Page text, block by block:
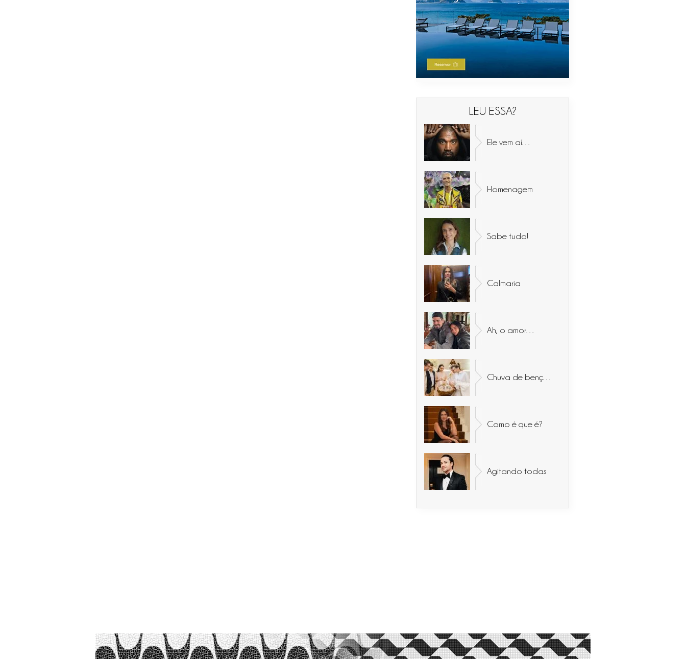
LEU ESSA?
Ele vem aí…
Homenagem
Sabe tudo!
Calmaria
Ah, o amor…
Como é que é?
Agitando todas